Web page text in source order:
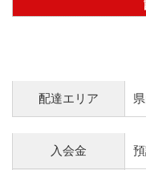
配達エリア
入会金